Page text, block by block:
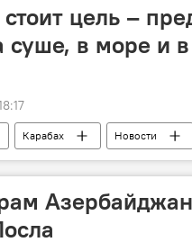
цель –
суше, в море и
Карабах Новости